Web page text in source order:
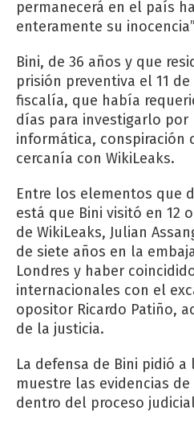
permanecerá en el país
enteramente su
Bini, de 36 años y que
prisión preventiva el 11
fiscalía, que había
días para investigarlo
informática, conspiración
cercanía con WikiLeaks.
Entre los elementos que
está que Bini visitó en 12
de WikiLeaks, Julian
de siete años en la
Londres y haber
internacionales con el
opositor Ricardo Patiño,
de la justicia.
La defensa de Bini pidió
muestre las evidencias
dentro del proceso